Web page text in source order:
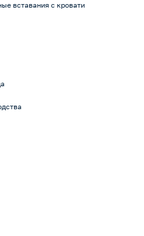
вставания с кровати